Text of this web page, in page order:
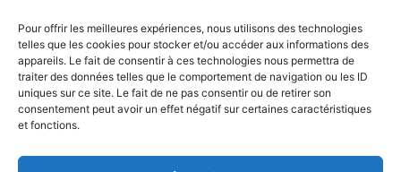
Pour offrir les meilleures expériences, nous utilisons des technologies
telles que les cookies pour stocker et/ou accéder aux informations des
appareils. Le fait de consentir à ces technologies nous permettra de
traiter des données telles que le comportement de navigation ou les ID
uniques sur ce site. Le fait de ne pas consentir ou de retirer son
consentement peut avoir un effet négatif sur certaines caractéristiques
et fonctions.
© Gouvernement du Québec, 2026
Plan du site